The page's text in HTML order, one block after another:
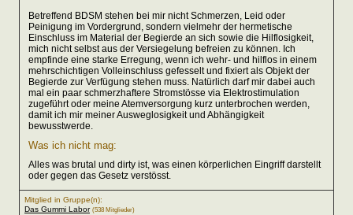
Betreffend BDSM stehen bei mir nicht Schmerzen, Leid oder
Peinigung im Vordergrund, sondern vielmehr der hermetische
Einschluss im Material der Begierde an sich sowie die Hilflosigkeit,
mich nicht selbst aus der Versiegelung befreien zu können. Ich
empfinde eine starke Erregung, wenn ich wehr- und hilflos in einem
mehrschichtigen Volleinschluss gefesselt und fixiert als Objekt der
Begierde zur Verfügung stehen muss. Natürlich darf mir dabei auch
mal ein paar schmerzhaftere Stromstösse via Elektrostimulation
zugeführt oder meine Atemversorgung kurz unterbrochen werden,
damit ich mir meiner Ausweglosigkeit und Abhängigkeit
bewusstwerde.
Was ich nicht mag:
Alles was brutal und dirty ist, was einen körperlichen Eingriff darstellt
oder gegen das Gesetz verstösst.
Mitglied in Gruppe(n):
Das Gummi Labor (538 Mitglieder)